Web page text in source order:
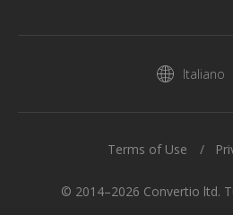
Italiano
© 2014–2026 Convertio ltd.
Terms of Use